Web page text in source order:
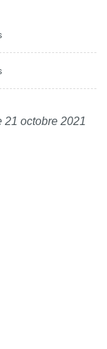
21 octobre 2021